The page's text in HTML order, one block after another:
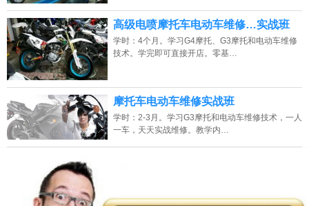
2026年8月7号黑龙江刘同学（185****7294）报名:
班】
2026年8月7号_安徽_杨同学（131****8684）报名:【摩托车电动车维修培训
班】
2026年8月7号_山西_马同学（159****5425）报名:【摩托车电动车维修培训
班】
2026年8月7号_四川_王同学（152****5222）报名:【摩托车电动车维修培训
高级电喷摩托车电动车维修…实战班
学时：4个月。学习G4摩托、G3摩托和电动车维修
技术。学完即可直接开店。零基…
摩托车电动车维修实战班
学时：2-3月。学习G3摩托和电动车维修技术，一人
一车，天天实战维修。教学内…